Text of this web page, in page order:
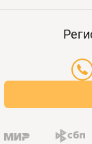
Оплата и